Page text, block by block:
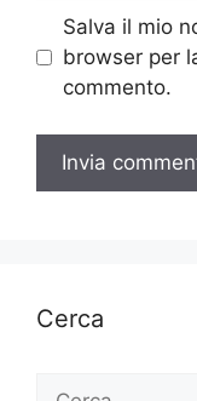
Salva il mio
browser per
commento.
Cerca